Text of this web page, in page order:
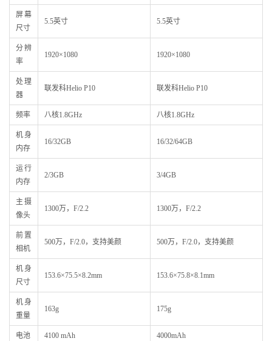
屏幕
尺寸
5.5英寸 5.5英寸
分辨
率
1920×1080 1920×1080
处理
器
联发科Helio P10 联发科Helio P10
频率 八核1.8GHz 八核1.8GHz
机身
内存
16/32GB 16/32/64GB
运行
内存
2/3GB 3/4GB
主摄
像头
1300万，F/2.2 1300万，F/2.2
前置
相机
500万，F/2.0，支持美颜 500万，F/2.0，支持美颜
机身
尺寸
153.6×75.5×8.2mm 153.6×75.8×8.1mm
机身
重量
163g 175g
电池 4100 mAh 4000mAh